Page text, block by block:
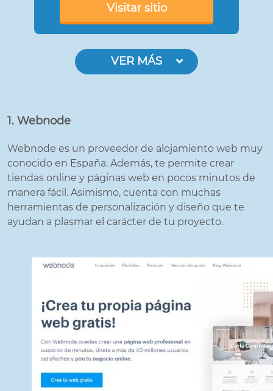
Visitar sitio
VER MÁS
1. Webnode
Webnode es un proveedor de alojamiento web muy
conocido en España. Además, te permite crear
tiendas online y páginas web en pocos minutos de
manera fácil. Asimismo, cuenta con muchas
herramientas de personalización y diseño que te
ayudan a plasmar el carácter de tu proyecto.